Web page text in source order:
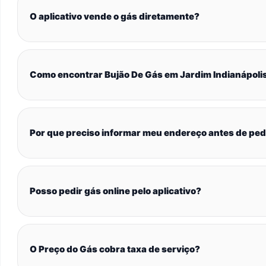
O aplicativo vende o gás diretamente?
Como encontrar Bujão De Gás em Jardim
Por que preciso informar meu endereço antes de
Posso pedir gás online pelo aplicativo?
O Preço do Gás cobra taxa de serviço?